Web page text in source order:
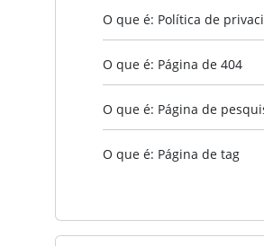
O que é: Política de
O que é: Página de 404
O que é: Página de
O que é: Página de tag